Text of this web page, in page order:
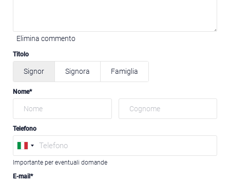
Elimina commento
Titolo
Signor Signora Famiglia
Nome
Telefono
Importante per eventuali domande
E-mail